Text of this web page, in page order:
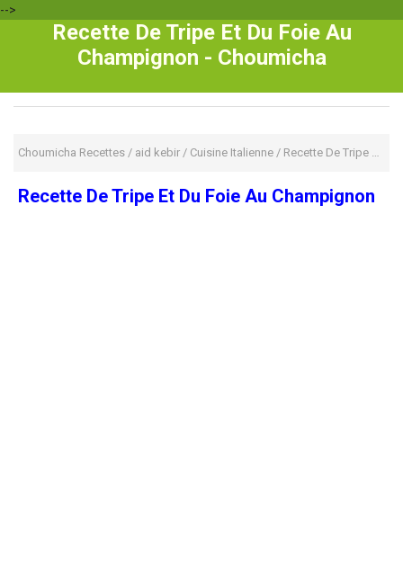
-->
Recette De Tripe Et Du Foie Au
Champignon - Choumicha
Choumicha Recettes / aid kebir / Cuisine Italienne / Recette De Tripe Et Du Foie Au Champignon
Recette De Tripe Et Du Foie Au Champignon